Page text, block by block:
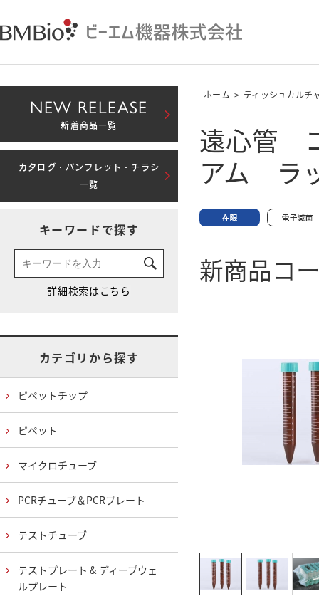
ホーム > ティッシュカルチ
遠心管
アム ラ
新商品コ
NEW RELEASE
新着商品一覧
カタログ・パンフレット・チラシ
一覧
キーワードで探す
カテゴリから探す
ピペットチップ
ピペット
マイクロチューブ
PCRチューブ＆PCRプレート
テストチューブ
テストプレート & ディープウェ
ルプレート